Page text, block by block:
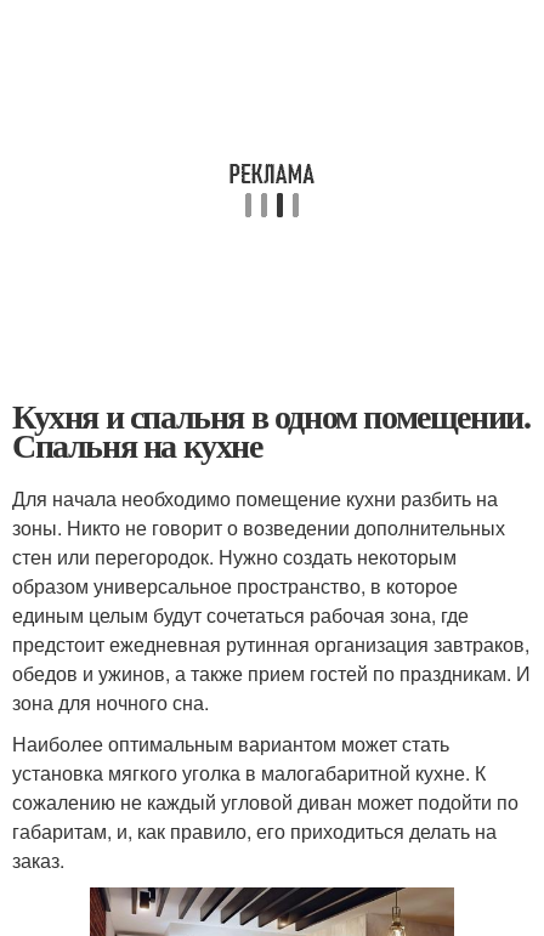
Кухня и спальня в одном помещении.
Спальня на кухне
Для начала необходимо помещение кухни разбить на
зоны. Никто не говорит о возведении дополнительных
стен или перегородок. Нужно создать некоторым
образом универсальное пространство, в которое
единым целым будут сочетаться рабочая зона, где
предстоит ежедневная рутинная организация завтраков,
обедов и ужинов, а также прием гостей по праздникам. И
зона для ночного сна.
Наиболее оптимальным вариантом может стать
установка мягкого уголка в малогабаритной кухне. К
сожалению не каждый угловой диван может подойти по
габаритам, и, как правило, его приходиться делать на
заказ.